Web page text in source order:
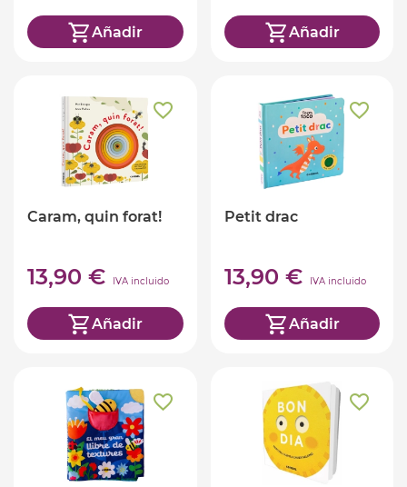
Añadir Añadir
Caram, quin forat!
13,90 € IVA incluido
Añadir
Petit drac
13,90 € IVA incluido
Añadir